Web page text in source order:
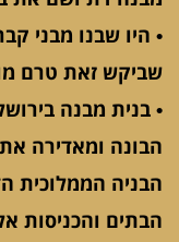
• היו שבנו מבני
שביקש זאת טרם
• בנית מבנה
הבונה ומאדירה
הבניה הממלוכית
הבתים והכניסות